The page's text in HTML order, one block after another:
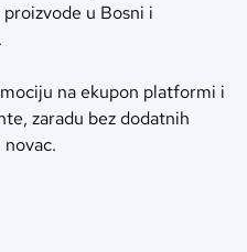
u Bosni i
na ekupon platformi i
zaradu bez dodatnih